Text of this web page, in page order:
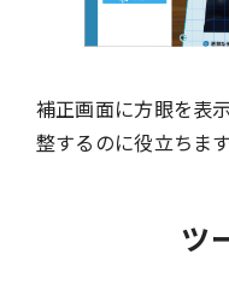
補正画面に方眼を表
整するのに役立ちます
ツ